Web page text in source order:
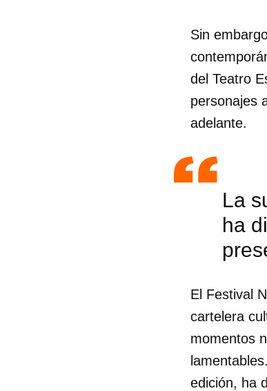
Sin
del Teatro
personajes
adelante.
La
ha
El Festival
cartelera
momentos
edición, ha